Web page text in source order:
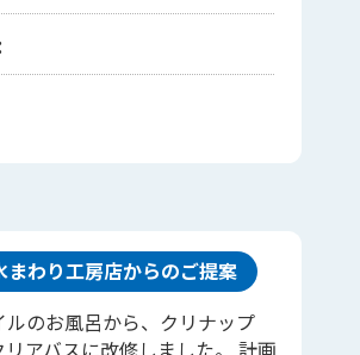
まわり工房店からのご提案
ルのお風呂から、クリナップ
リアバスに改修しました。 計画